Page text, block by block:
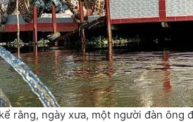
rằng, ngày xưa, một người đàn ông